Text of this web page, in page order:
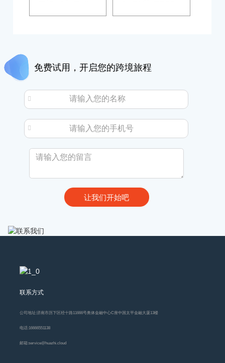
流会
钢结构行业协会二届四次
业专家、学者及企业代表
流活动成功
举办
130余家相关企业、及科研
方向。…
免费试用，开启您的跨境旅程
联系方式
公司地址:济南市历下区经十路11666号奥体金融中心C座中国太平金融大厦13楼
电话:16666551138
邮箱:service@huazhi.cloud